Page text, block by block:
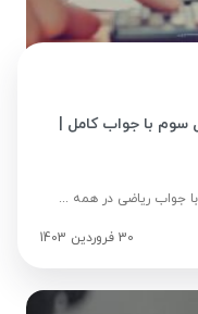
با جواب کامل |
جواب ریاضی در همه ...
30 فروردین 1403